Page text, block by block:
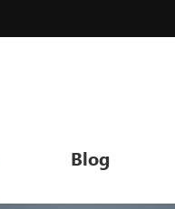
Blog